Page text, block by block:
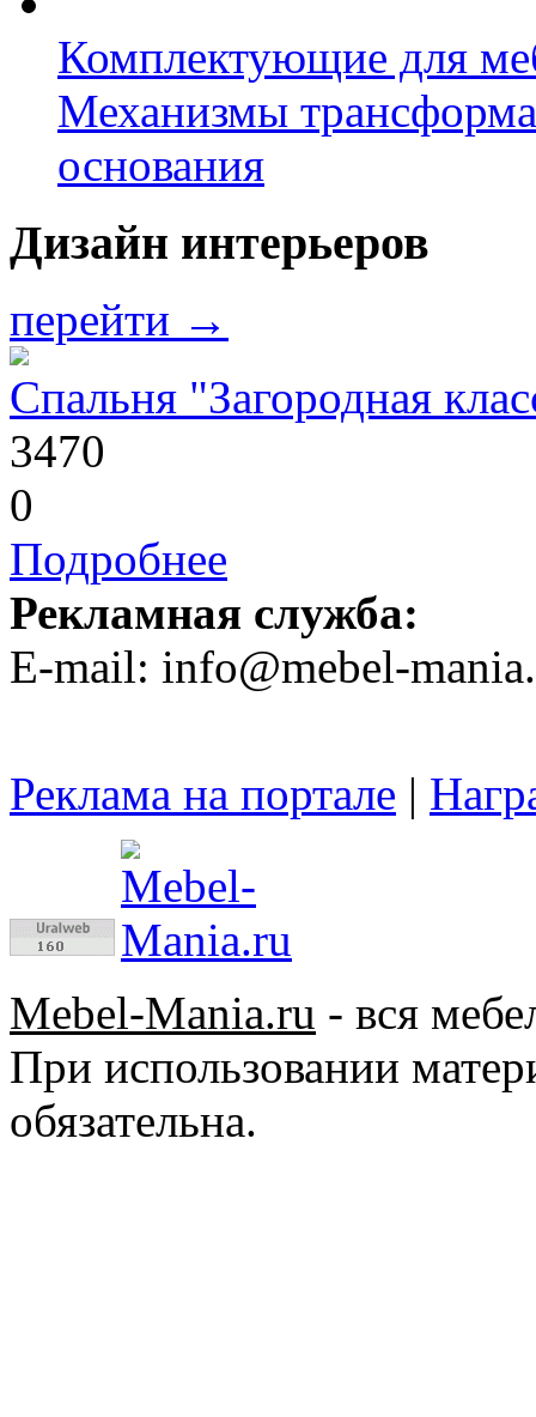
Комплектующие для
Механизмы
основания
Дизайн интерьеров
перейти →
Спальня "Загородная
3470
0
Подробнее
Рекламная служба:
E-mail: info@mebel-
Реклама на портале |
Mebel-Mania.ru - вся
При использовании
обязательна.